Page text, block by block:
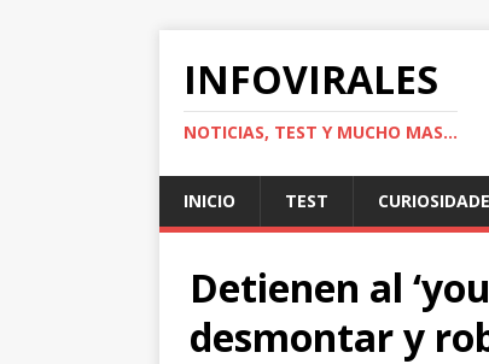
INFOVIRALES
NOTICIAS, TEST Y MUCHO MAS...
INICIO TEST
Detienen al
desmontar y